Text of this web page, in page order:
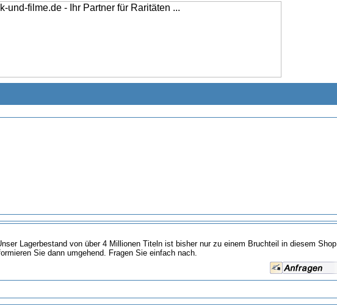
Lagerbestand von über 4 Millionen Titeln ist bisher nur zu einem Bruchteil in diesem Shop
Sie dann umgehend. Fragen Sie einfach nach.